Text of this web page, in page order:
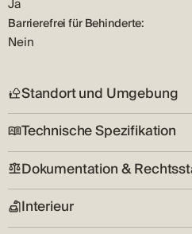
Barrierefrei für Behinderte:
Nein
Standort und Umgebung
Adresse:
Primošten
Land:
HR
Technische Spezifikation
Garage:
Nein
Dokumentation &
Schlüssel im Besitz:
Interieur